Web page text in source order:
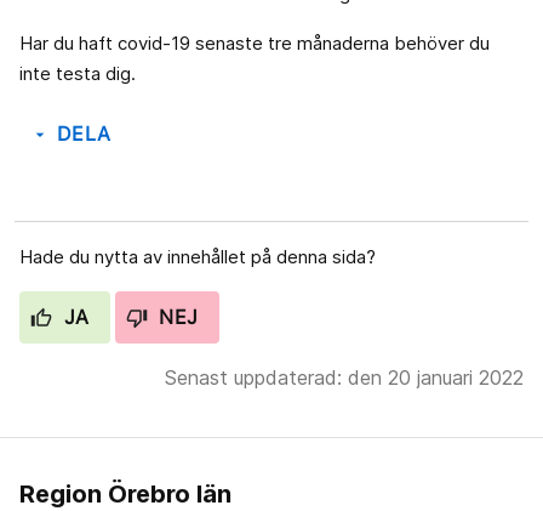
Har du haft covid-19 senaste tre månaderna behöver du
inte testa dig.
arrow_drop_down DELA
Hade du nytta av innehållet på denna sida?
JA NEJ
Senast uppdaterad: den 20 januari 2022
Region Örebro län